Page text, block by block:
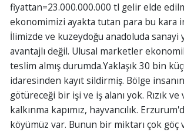
fiyattan=23.000.000.000 tl gelir elde
ekonomimizi ayakta tutan para bu kara
İlimizde ve kuzeydoğu anadoluda sanayi
avantajlı değil. Ulusal marketler
teslim almış durumda.Yaklaşık 30 bin
idaresinden kayıt sildirmiş. Bölge
götüreceği bir işi ve iş alanı yok. Rızık ve
kalkınma kapımız, hayvancılık.
köyümüz var. Bunun bir miktarı çok göç